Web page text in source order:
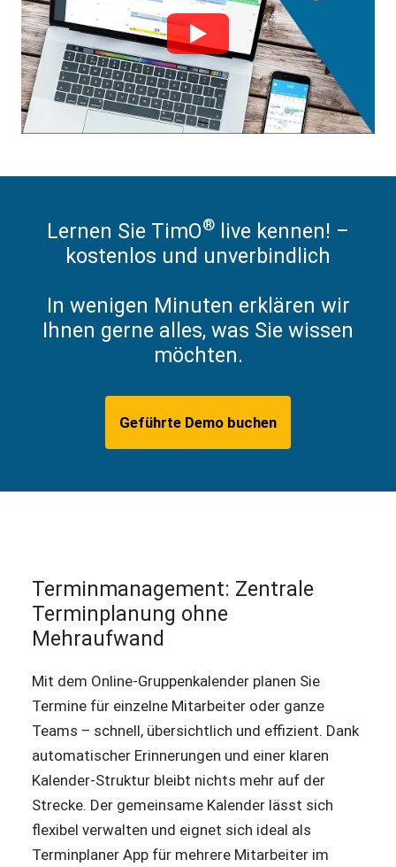
Lernen Sie TimO® live kennen! –
kostenlos und unverbindlich
In wenigen Minuten erklären wir
Ihnen gerne alles, was Sie wissen
möchten.
Geführte Demo buchen
Terminmanagement: Zentrale
Terminplanung ohne
Mehraufwand
Mit dem Online-Gruppenkalender planen Sie
Termine für einzelne Mitarbeiter oder ganze
Teams – schnell, übersichtlich und effizient. Dank
automatischer Erinnerungen und einer klaren
Kalender-Struktur bleibt nichts mehr auf der
Strecke. Der gemeinsame Kalender lässt sich
flexibel verwalten und eignet sich ideal als
Terminplaner App für mehrere Mitarbeiter im